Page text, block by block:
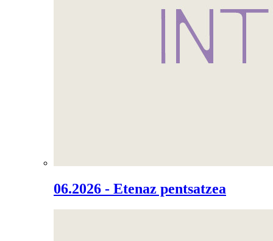
06.2026 - Etenaz pentsatzea